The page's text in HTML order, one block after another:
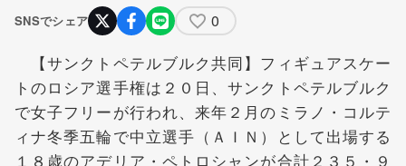
SNSでシェア 0
【サンクトペテルブルク共同】フィギュアスケー
トのロシア選手権は２０日、サンクトペテルブルク
で女子フリーが行われ、来年２月のミラノ・コルテ
ィナ冬季五輪で中立選手（ＡＩＮ）として出場する
１８歳のアデリア・ペトロシャンが合計２３５・９